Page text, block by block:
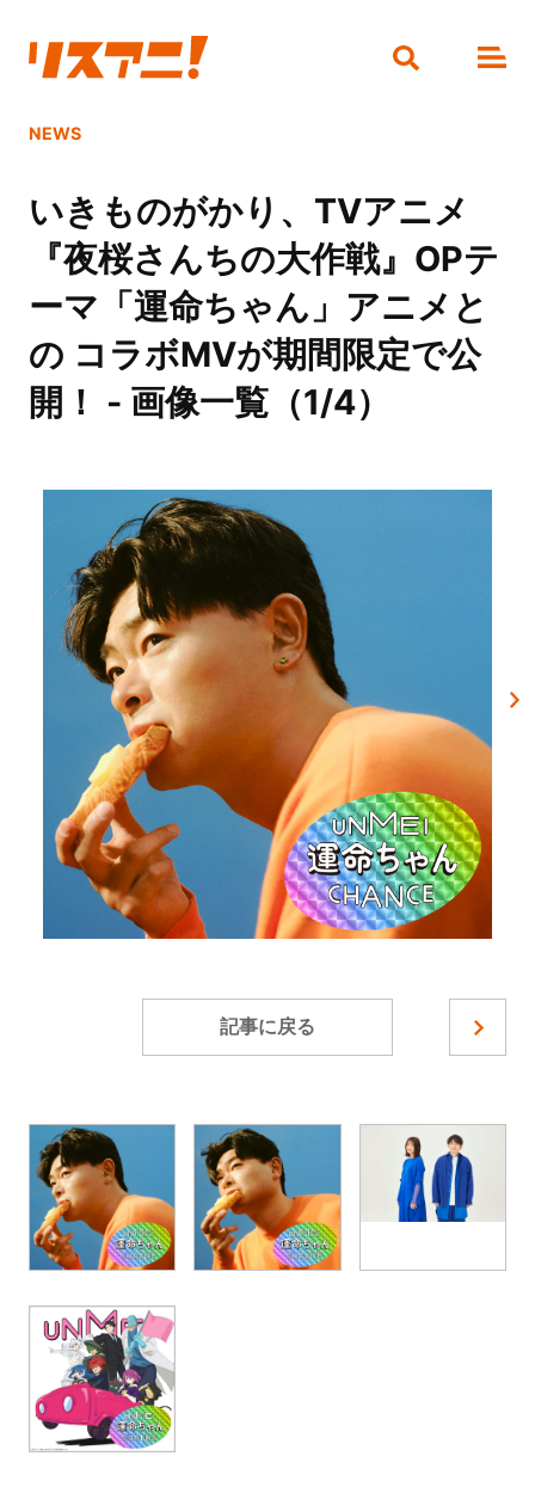
NEWS
いきものがかり、TVアニメ
『夜桜さんちの大作戦』OPテ
ーマ「運命ちゃん」アニメと
の コラボMVが期間限定で公
開！ - 画像一覧（1/4）
記事に戻る